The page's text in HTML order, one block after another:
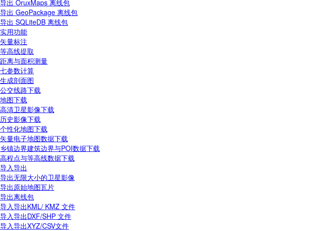
导出 OruxMaps 离线包
导出 GeoPackage 离线包
导出 SQLiteDB 离线包
实用功能
矢量标注
等高线提取
距离与面积测量
七参数计算
生成剖面图
公交线路下载
地图下载
高清卫星影像下载
历史影像下载
个性化地图下载
矢量电子地图数据下载
乡镇边界建筑边界与POI数据下载
高程点与等高线数据下载
导入导出
导出无限大小的卫星影像
导出原始地图瓦片
导出离线包
导入导出KML/ KMZ 文件
导入导出DXF/SHP 文件
导入导出XYZ/CSV文件